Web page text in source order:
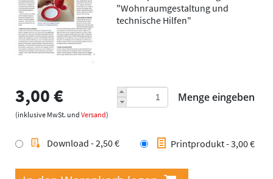
"Wohnraumgestaltung und
technische Hilfen"
3,00 €
(inklusive MwSt. und Versand)
Printprodukt - 3,00 €
Download - 2,50 €
Menge eingeben